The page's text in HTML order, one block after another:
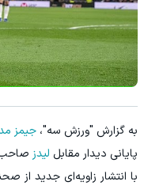
به گزارش "ورزش سه"، جیمز
پایانی دیدار مقابل لیدز صاحب
با انتشار زاویه‌ای جدید از